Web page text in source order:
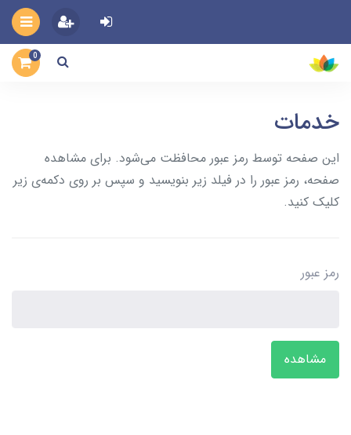
0
خدمات
این صفحه توسط رمز عبور محافظت می‌شود. برای مشاهده
صفحه، رمز عبور را در فیلد زیر بنویسید و سپس بر روی دکمه‌ی زیر
کلیک کنید.
رمز عبور
مشاهده